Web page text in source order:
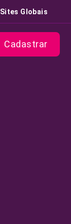
Sites Globais
Cadastrar